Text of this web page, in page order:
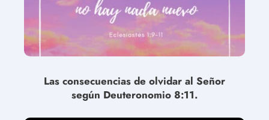
Las consecuencias de olvidar al Señor
según Deuteronomio 8:11.